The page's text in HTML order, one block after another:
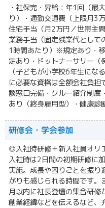
・社保完・昇給：年1回（最
り）・通勤交通費（上限月3
住宅手当（月2万円／世帯主
業務手当（固定残業代とし
1時間あたり）※規定あり・
定あり・ドットナーサリー
（子どもが小学校6年生にな
に必要な資格は全額会社負
談窓口完備・クルー紹介制度
あり（終身雇用型）・健康診
研修会・学会参加
◎入社時研修＋新入社員オリ
入社時は2日間の初期研修に
実施。成長や困りごとを振り
がりも感じられる時間です。
月以内に社長登壇の集合研修
創業経緯などを伝えるなど、